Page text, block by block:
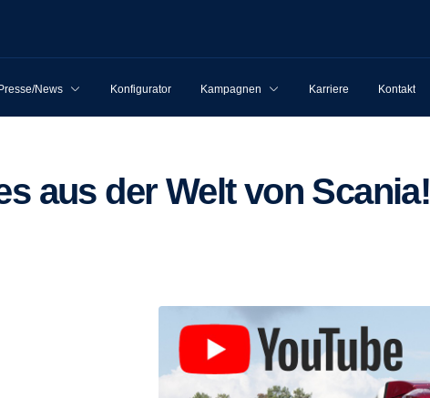
Presse/News Konfigurator Kampagnen Karriere Kontakt
aus der Welt von Scania!